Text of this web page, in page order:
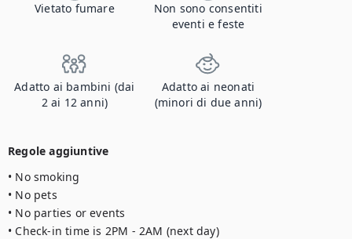
Vietato fumare
Non sono consentiti
eventi e feste
Adatto ai bambini (dai
2 ai 12 anni)
Adatto ai neonati
(minori di due anni)
Regole aggiuntive
• No smoking
• No pets
• No parties or events
• Check-in time is 2PM - 2AM (next day)